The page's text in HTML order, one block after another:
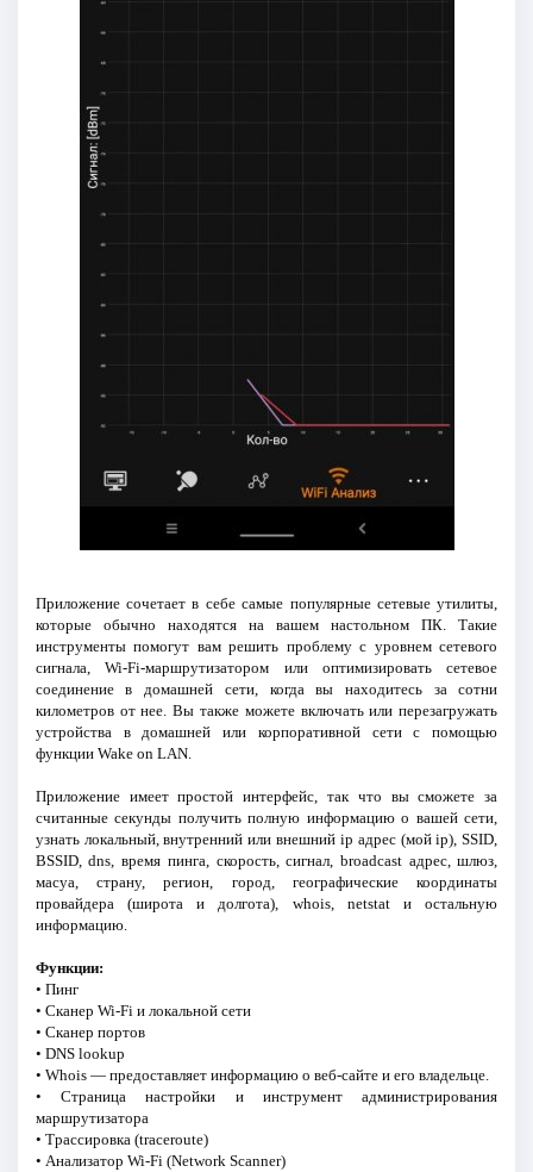
Приложение сочетает в себе самые популярные сетевые утилиты,
которые обычно находятся на вашем настольном ПК. Такие
инструменты помогут вам решить проблему с уровнем сетевого
сигнала, Wi-Fi-маршрутизатором или оптимизировать сетевое
соединение в домашней сети, когда вы находитесь за сотни
километров от нее. Вы также можете включать или перезагружать
устройства в домашней или корпоративной сети с помощью
функции Wake on LAN.
Приложение имеет простой интерфейс, так что вы сможете за
считанные секунды получить полную информацию о вашей сети,
узнать локальный, внутренний или внешний ip адрес (мой ip), SSID,
BSSID, dns, время пинга, скорость, сигнал, broadcast адрес, шлюз,
масуа, страну, регион, город, географические координаты
провайдера (широта и долгота), whois, netstat и остальную
информацию.
Функции:
• Пинг
• Сканер Wi-Fi и локальной сети
• Сканер портов
• DNS lookup
• Whois — предоставляет информацию о веб-сайте и его владельце.
• Страница настройки и инструмент администрирования
маршрутизатора
• Трассировка (traceroute)
• Анализатор Wi-Fi (Network Scanner)